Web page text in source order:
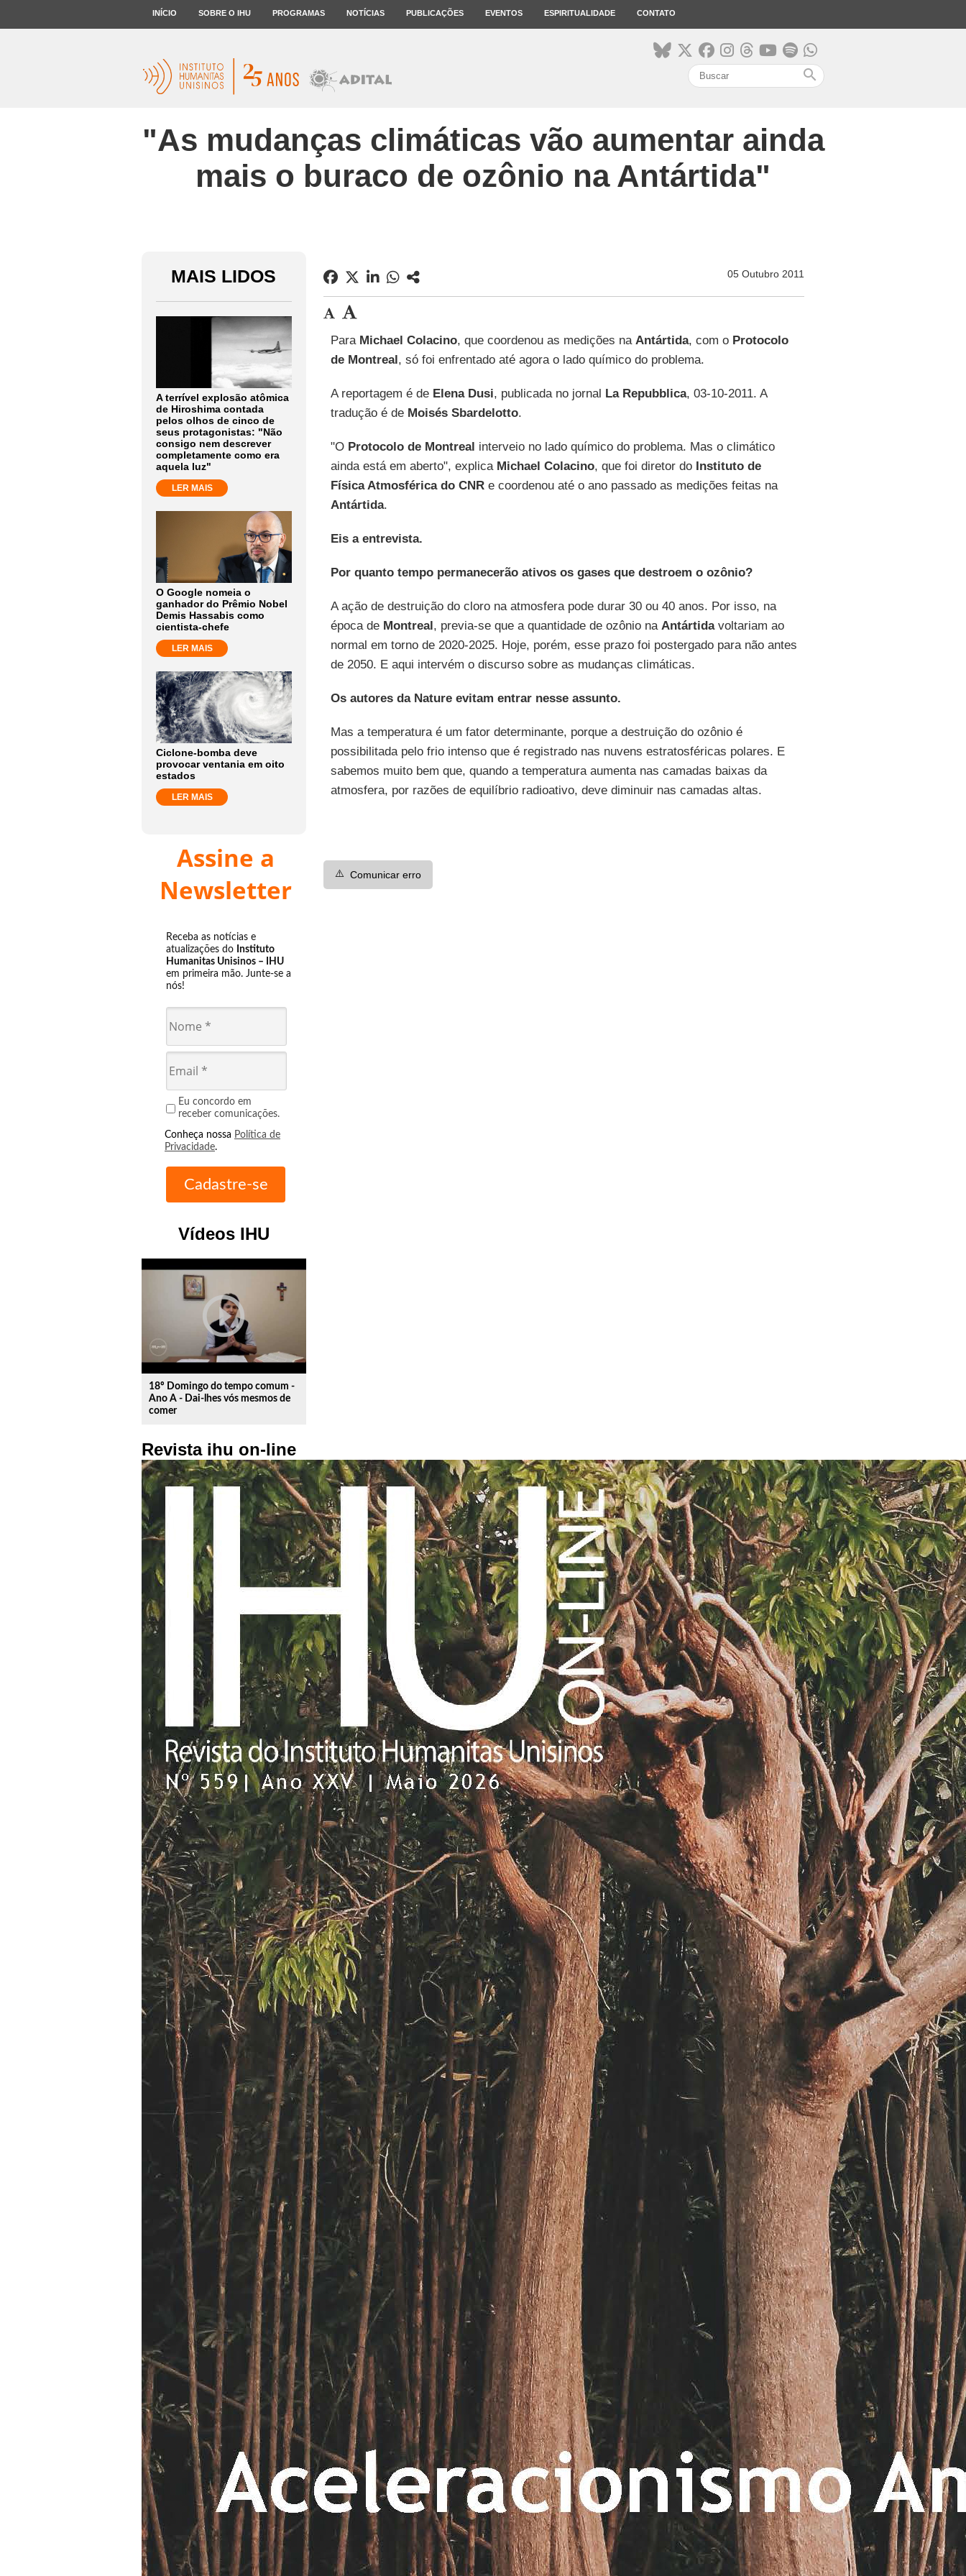
INÍCIO SOBRE O IHU PROGRAMAS NOTÍCIAS PUBLICAÇÕES EVENTOS ESPIRITUALIDADE CONTATO
search
"As mudanças climáticas vão aumentar ainda
mais o buraco de ozônio na Antártida"
MAIS LIDOS
A terrível explosão atômica
de Hiroshima contada
pelos olhos de cinco de
seus protagonistas: "Não
consigo nem descrever
completamente como era
aquela luz"
LER MAIS
O Google nomeia o
ganhador do Prêmio Nobel
Demis Hassabis como
cientista-chefe
LER MAIS
Ciclone-bomba deve
provocar ventania em oito
estados
LER MAIS
Assine a
Newsletter
Receba as notícias e
atualizações do Instituto
Humanitas Unisinos – IHU
em primeira mão. Junte-se a
nós!
Eu concordo em
receber comunicações.
Conheça nossa Política de
Privacidade.
Vídeos IHU
play_circle_outline
18º Domingo do tempo comum -
Ano A - Dai-lhes vós mesmos de
comer
Revista ihu on-line
05 Outubro 2011
Para Michael Colacino, que coordenou as medições na Antártida, com o Protocolo
de Montreal, só foi enfrentado até agora o lado químico do problema.
A reportagem é de Elena Dusi, publicada no jornal La Repubblica, 03-10-2011. A
tradução é de Moisés Sbardelotto.
"O Protocolo de Montreal interveio no lado químico do problema. Mas o climático
ainda está em aberto", explica Michael Colacino, que foi diretor do Instituto de
Física Atmosférica do CNRe coordenou até o ano passado as medições feitas na
Antártida.
Eis a entrevista.
Por quanto tempo permanecerão ativos os gases que destroem o ozônio?
A ação de destruição do cloro na atmosfera pode durar 30 ou 40 anos. Por isso, na
época de Montreal, previa-se que a quantidade de ozônio na Antártidavoltariam ao
normal em torno de 2020-2025. Hoje, porém, esse prazo foi postergado para não antes
de 2050. E aqui intervém o discurso sobre as mudanças climáticas.
Os autores da Nature evitam entrar nesse assunto.
Mas a temperatura é um fator determinante, porque a destruição do ozônio é
possibilitada pelo frio intenso que é registrado nas nuvens estratosféricas polares. E
sabemos muito bem que, quando a temperatura aumenta nas camadas baixas da
atmosfera, por razões de equilíbrio radioativo, deve diminuir nas camadas altas.
⚠️ Comunicar erro